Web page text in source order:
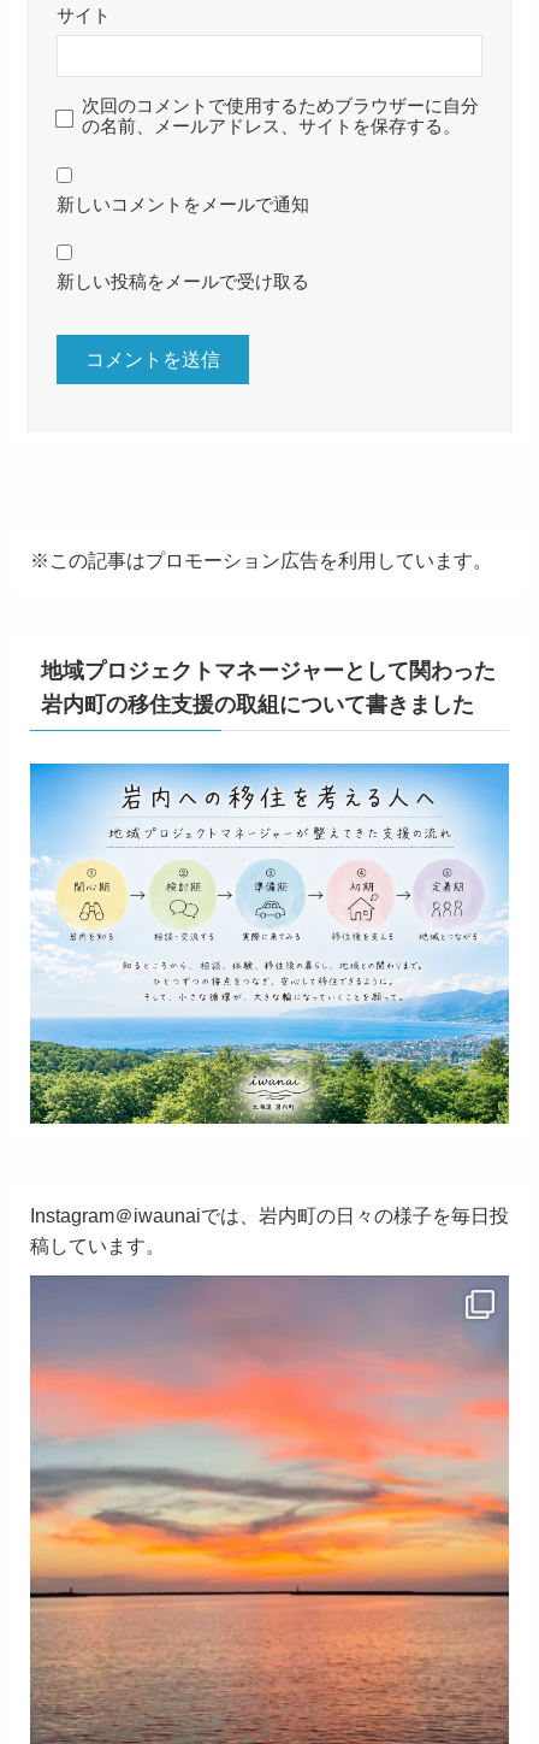
サイト
次回のコメントで使用するためブラウザーに自分
の名前、メールアドレス、サイトを保存する。
新しいコメントをメールで通知
新しい投稿をメールで受け取る
※この記事はプロモーション広告を利用しています。
地域プロジェクトマネージャーとして関わった
岩内町の移住支援の取組について書きました
Instagram＠iwaunaiでは、岩内町の日々の様子を毎日投
稿しています。